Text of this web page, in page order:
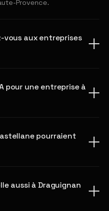
Provence.
vous aux entreprises
pour une entreprise à
pourraient
aussi à Draguignan